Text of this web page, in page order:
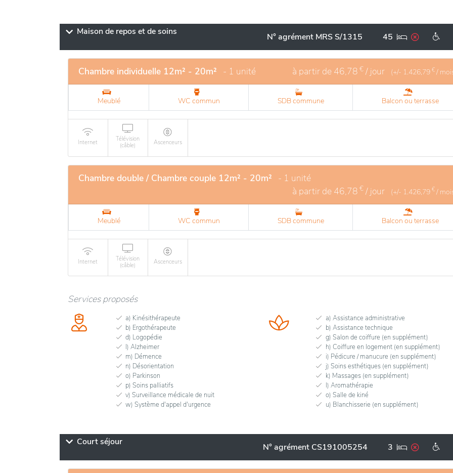
Maison de repos et de soins N° agrément MRS S/1315 45
Chambre individuelle 12m² - 20m² - 1 unité à partir de 46,78 € / jour (+/- 1.426,79 € /
Meublé WC commun SDB commune Balcon ou terrasse
Internet
Télévision
(câble)
Ascenceurs
Chambre double / Chambre couple 12m² - 20m² - 1 unité
à partir de 46,78 € / jour (+/- 1.426,79 € /
Meublé WC commun SDB commune Balcon ou terrasse
Internet
Télévision
(câble)
Ascenceurs
Services proposés
a) Kinésithérapeute
b) Ergothérapeute
d) Logopédie
l) Alzheimer
m) Démence
n) Désorientation
o) Parkinson
p) Soins palliatifs
v) Surveillance médicale de nuit
w) Système d'appel d'urgence
a) Assistance administrative
b) Assistance technique
g) Salon de coiffure (en supplément)
h) Coiffure en logement (en supplément)
i) Pédicure / manucure (en supplément)
j) Soins esthétiques (en supplément)
k) Massages (en supplément)
l) Aromathérapie
o) Salle de kiné
u) Blanchisserie (en supplément)
Court séjour N° agrément CS191005254 3